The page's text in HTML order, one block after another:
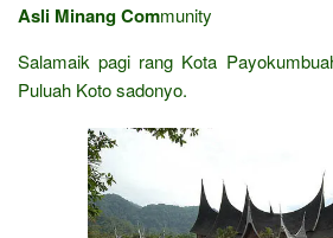
Asli Minang Community
Salamaik pagi rang Kota
Puluah Koto sadonyo.